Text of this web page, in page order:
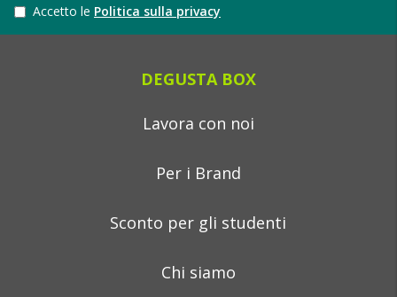
Accetto le Politica sulla privacy
DEGUSTA BOX
Lavora con noi
Per i Brand
Sconto per gli studenti
Chi siamo